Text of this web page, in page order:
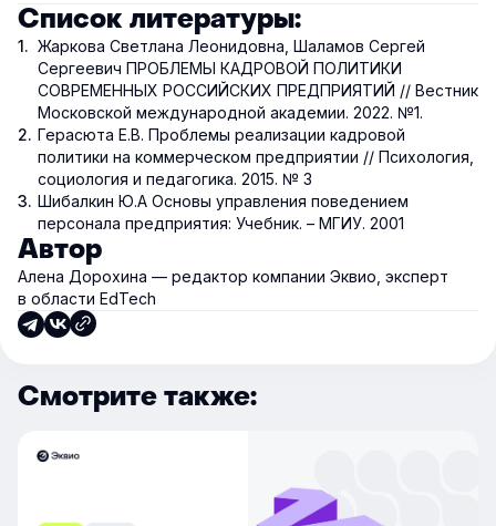
Список литературы:
Жаркова Светлана Леонидовна, Шаламов Сергей
Сергеевич ПРОБЛЕМЫ КАДРОВОЙ ПОЛИТИКИ
СОВРЕМЕННЫХ РОССИЙСКИХ ПРЕДПРИЯТИЙ // Вестник
Московской международной академии. 2022. №1.
Герасюта Е.В. Проблемы реализации кадровой
политики на коммерческом предприятии // Психология,
социология и педагогика. 2015. № 3
Шибалкин Ю.А Основы управления поведением
персонала предприятия: Учебник. – МГИУ. 2001
Автор
Алена Дорохина — редактор компании Эквио, эксперт
в области EdTech
Смотрите также: